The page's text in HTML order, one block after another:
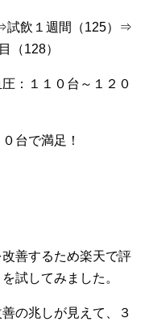
試飲１週間（125）⇒
（128）
：１１０台～１２０
台で満足！
善するため楽天で評
試してみました。
の兆しが見えて、３